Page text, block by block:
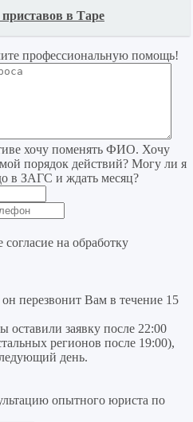
в Таре
профессиональную помощь!
хочу поменять ФИО. Хочу
порядок действий? Могу ли я
в ЗАГС и ждать месяц?
на обработку
перезвонит Вам в течение 15
оставили заявку после 22:00
регионов после 19:00),
день.
опытного юриста по